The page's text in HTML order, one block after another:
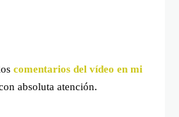
comentarios del vídeo en mi
absoluta atención.